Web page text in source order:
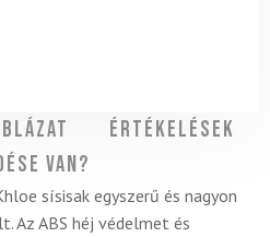
Értékelések
van?
sísisak egyszerű és nagyon
Az ABS héj védelmet és